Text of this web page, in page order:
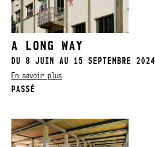
A LONG WAY
DU 8 JUIN AU 15 SEPTEMBRE 2024
En savoir plus
PASSÉ